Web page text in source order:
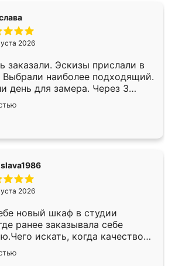
2026
заказали. Эскизы прислали в
Выбрали наиболее подходящий.
день для замера. Через 3
была уже готова. Остались
Спасибо Ренессанс
работу!
2026
новый шкаф в студии
ранее заказывала себе
искать, когда качеством
Служит кухня уже почти
нет.